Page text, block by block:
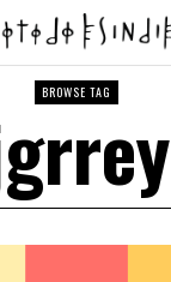
BROWSE TAG